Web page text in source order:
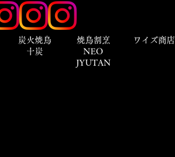
炭火焼鳥
十炭
焼鳥割烹
NEO
JYUTAN
ワイズ商店